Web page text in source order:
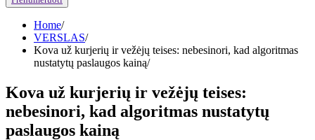
Home
VERSLAS
Kova už kurjerių ir vežėjų teises: nebesinori, kad algoritmas
nustatytų paslaugos kainą
Kova už kurjerių ir vežėjų teises:
nebesinori, kad algoritmas nustatytų
paslaugos kainą